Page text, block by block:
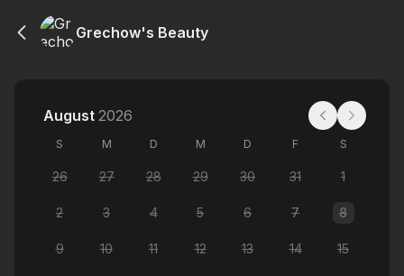
Grechow's Beauty
August 2026
S M D M D F S
26 27 28 29 30 31 1
2 3 4 5 6 7 8
9 10 11 12 13 14 15